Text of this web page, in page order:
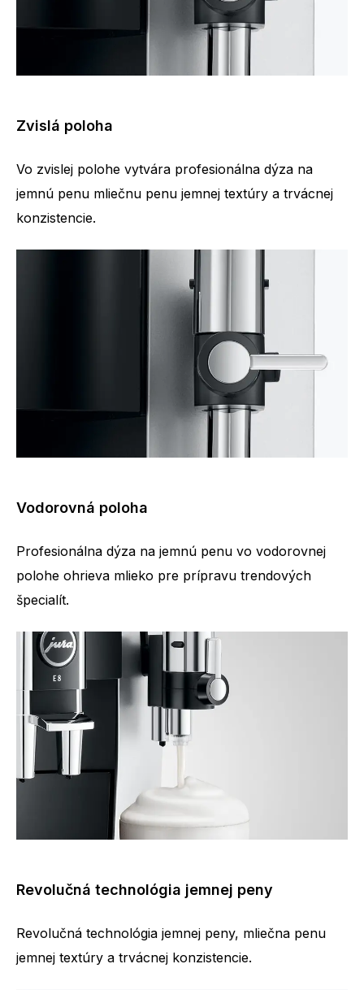
Zvislá poloha
Vo zvislej polohe vytvára profesionálna dýza na
jemnú penu mliečnu penu jemnej textúry a trvácnej
konzistencie.
Vodorovná poloha
Profesionálna dýza na jemnú penu vo vodorovnej
polohe ohrieva mlieko pre prípravu trendových
špecialít.
Revolučná technológia jemnej peny
Revolučná technológia jemnej peny, mliečna penu
jemnej textúry a trvácnej konzistencie.